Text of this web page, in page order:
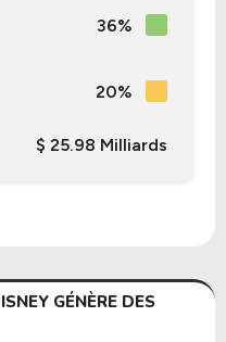
36%
20%
$ 25.98 Milliards
GÉNÈRE DES